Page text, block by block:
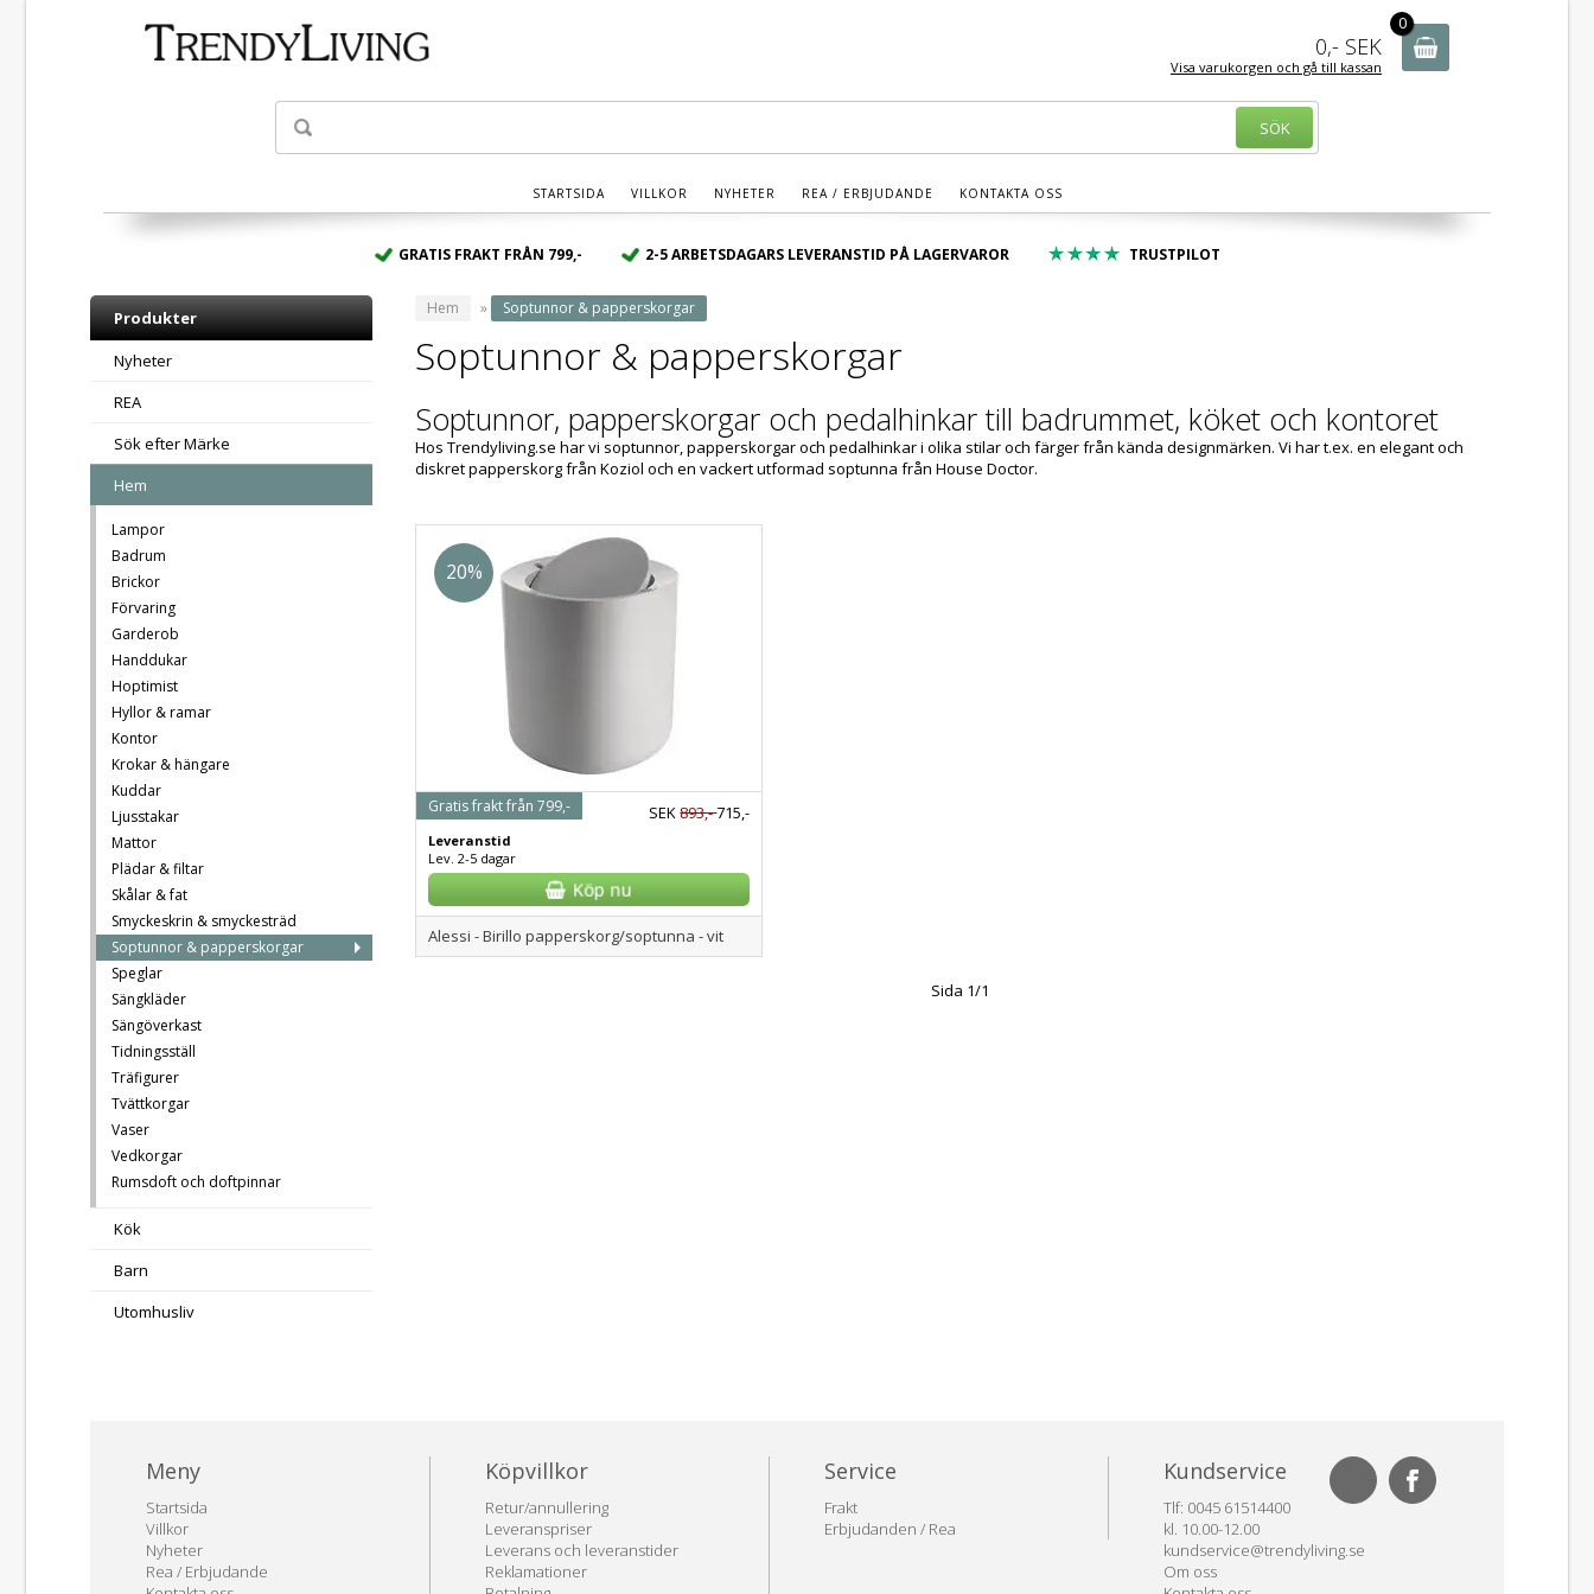
STARTSIDA VILLKOR NYHETER REA / ERBJUDANDE KONTAKTA OSS
0
0,- SEK
Visa varukorgen och gå till kassan
GRATIS FRAKT FRÅN 799,- 2-5 ARBETSDAGARS LEVERANSTID PÅ LAGERVAROR TRUSTPILOT
Produkter
Nyheter
REA
Sök efter Märke
Hem
Lampor
Badrum
Brickor
Förvaring
Garderob
Handdukar
Hoptimist
Hyllor & ramar
Kontor
Krokar & hängare
Kuddar
Ljusstakar
Mattor
Plädar & filtar
Skålar & fat
Smyckeskrin & smyckesträd
Soptunnor & papperskorgar
Speglar
Sängkläder
Sängöverkast
Tidningsställ
Träfigurer
Tvättkorgar
Vaser
Vedkorgar
Rumsdoft och doftpinnar
Kök
Barn
Utomhusliv
Hem » Soptunnor & papperskorgar
Soptunnor & papperskorgar
Soptunnor, papperskorgar och pedalhinkar till badrummet, köket och kontoret
Hos Trendyliving.se har vi soptunnor, papperskorgar och pedalhinkar i olika stilar och färger från kända designmärken. Vi har t.ex. en elegant och
diskret papperskorg från Koziol och en vackert utformad soptunna från House Doctor.
20%
SEK893,-715,-
Leveranstid
Lev. 2-5 dagar
Gratis frakt från 799,-
Alessi - Birillo papperskorg/soptunna - vit
Sida 1/1
Meny
Startsida
Villkor
Nyheter
Rea / Erbjudande
Köpvillkor
Retur/annullering
Leveranspriser
Leverans och leveranstider
Reklamationer
Service
Frakt
Erbjudanden / Rea
Kundservice
Tlf: 0045 61514400
kl. 10.00-12.00
kundservice@trendyliving.se
Om oss